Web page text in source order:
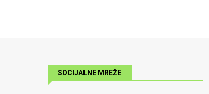
SOCIJALNE MREŽE